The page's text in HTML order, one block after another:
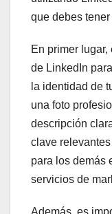
que debes
En primer lugar,
de LinkedIn
la identidad de
una foto
descripción
clave
para los demás
servicios de